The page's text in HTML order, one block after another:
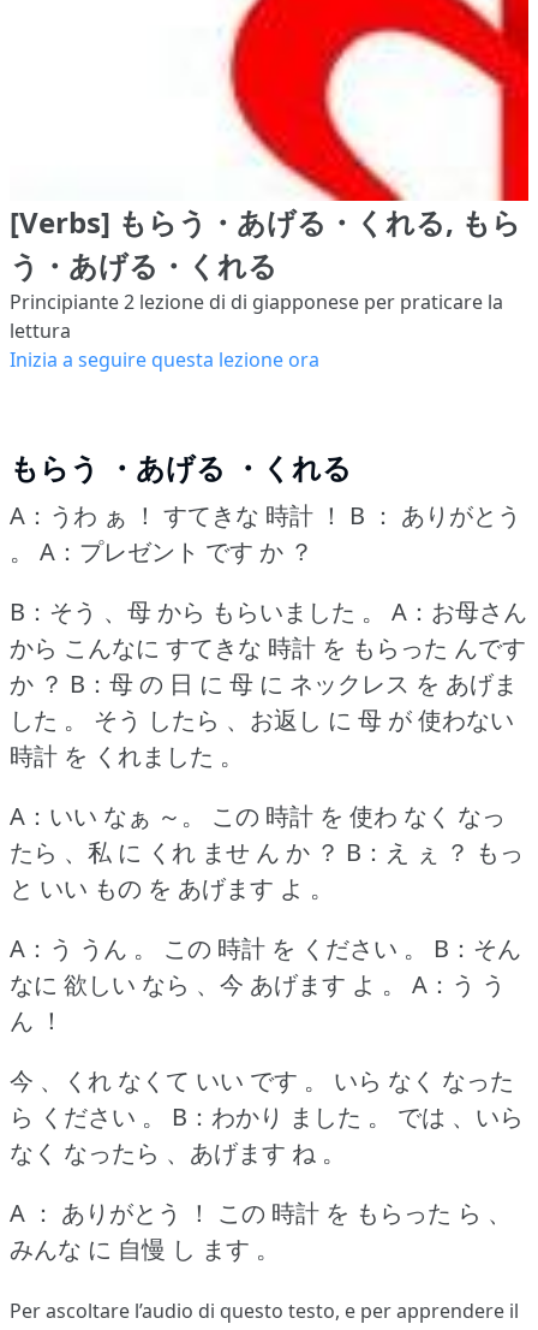
[Verbs] もらう・あげる・くれる, もら
う・あげる・くれる
Principiante 2 lezione di di giapponese per praticare la
lettura
Inizia a seguire questa lezione ora
もらう ・あげる ・くれる
A：うわ ぁ ！ すてきな 時計 ！ B ： ありがとう
。
A：プレゼント です か ？
B：そう 、母 から もらいました 。
A：お母さん
から こんなに すてきな 時計 を もらった んです
か ？ B：母 の 日 に 母 に ネックレス を あげま
した 。
そう したら 、お返し に 母 が 使わない
時計 を くれました 。
A：いい なぁ ～。
この 時計 を 使わ なく なっ
たら 、私 に くれ ませ ん か ？ B：え ぇ ？ もっ
と いい もの を あげます よ 。
A：う うん 。
この 時計 を ください 。
B：そん
なに 欲しい なら 、今 あげます よ 。
A：う う
ん ！
今 、くれ なくて いい です 。
いら なく なった
ら ください 。
B：わかり ました 。
では 、いら
なく なったら 、あげます ね 。
A ： ありがとう ！ この 時計 を もらった ら 、
みんな に 自慢 し ます 。
Per ascoltare l’audio di questo testo, e per apprendere il